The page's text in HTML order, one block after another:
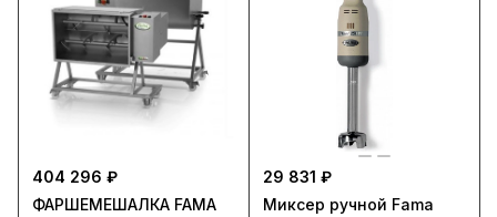
404 296 ₽
ФАРШЕМЕШАЛКА FAMA
29 831 ₽
Миксер ручной Fama